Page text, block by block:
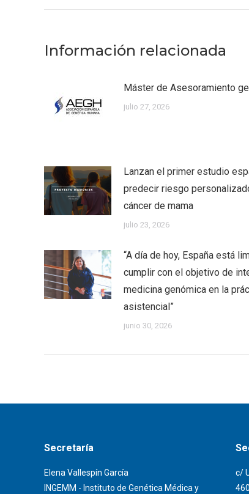
Información relacionada
Máster de Asesoramiento
julio 27, 2026
Lanzan el primer estudio
predecir riesgo
cáncer de mama
julio 23, 2026
“A día de hoy, España está
cumplir con el objetivo de
medicina genómica en la
asistencial”
junio 30, 2026
Secretaría
Elena Vallespín García
INGEMM - Instituto de Genética Médica y
c/